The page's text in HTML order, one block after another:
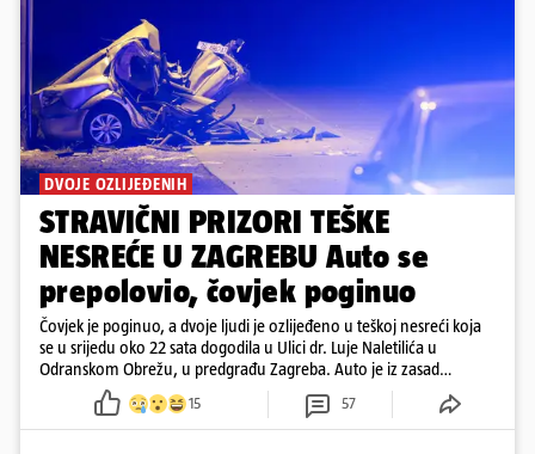
DVOJE OZLIJEĐENIH
STRAVIČNI PRIZORI TEŠKE
NESREĆE U ZAGREBU Auto se
prepolovio, čovjek poginuo
Čovjek je poginuo, a dvoje ljudi je ozlijeđeno u teškoj nesreći koja
se u srijedu oko 22 sata dogodila u Ulici dr. Luje Naletilića u
Odranskom Obrežu, u predgrađu Zagreba. Auto je iz zasad
neutvrđenih razloga sletio s kolnika, a od siline udara vozilo se
prepolovilo.
15 57